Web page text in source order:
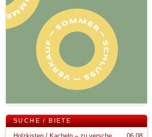
SUCHE / BIETE